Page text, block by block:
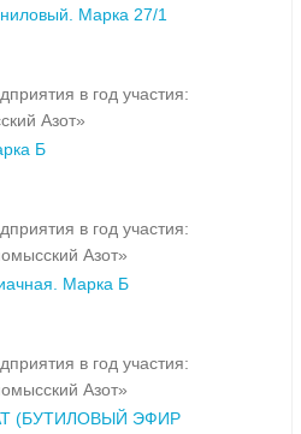
Марка 27/1
в год участия:
Азот»
Б
в год участия:
Азот»
Марка Б
в год участия:
Азот»
(БУТИЛОВЫЙ ЭФИР